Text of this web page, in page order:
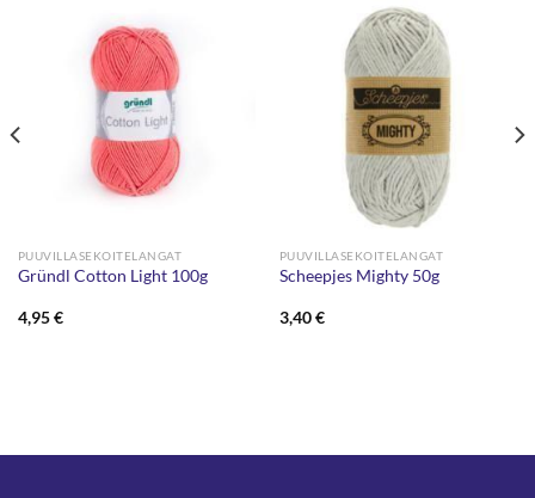
PUUVILLASEKOITELANGAT
Gründl Cotton Light 100g
4,95€
PUUVILLASEKOITELANGAT
Scheepjes Mighty 50g
3,40€